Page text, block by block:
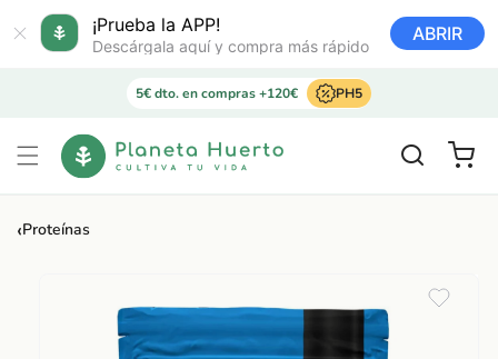
¡Prueba la APP!
Descárgala aquí y compra más rápido
ABRIR
directamente
al contenido
5€ dto. en compras +120€ PH5
Carrito
‹Proteínas
del producto